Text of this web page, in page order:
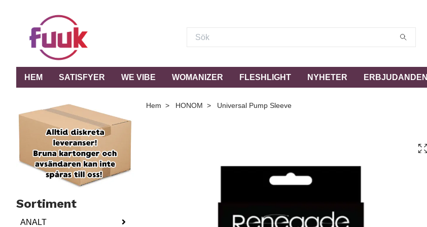
HEM SATISFYER WE VIBE WOMANIZER FLESHLIGHT NYHETER ERBJUDANDEN
Sortiment
ANALT
Hem HONOM Universal Pump Sleeve